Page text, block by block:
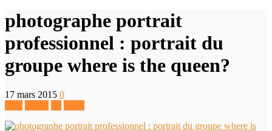
photographe portrait
professionnel : portrait du
groupe where is the queen?
17 mars 2015 0